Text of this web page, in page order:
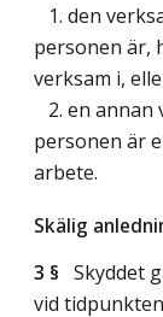
1. den
personen är,
verksam i,
2. en annan
personen är
arbete.
Skälig
3 § Skyddet
vid